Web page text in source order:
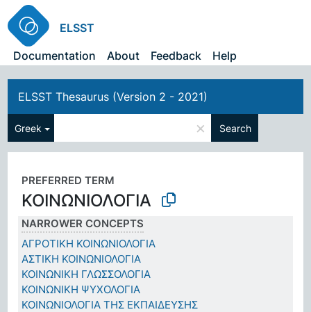
ELSST
Documentation
About Feedback Help
ELSST Thesaurus (Version 2 - 2021)
Greek × Search
PREFERRED TERM
ΚΟΙΝΩΝΙΟΛΟΓΙΑ
NARROWER CONCEPTS
ΑΓΡΟΤΙΚΗ ΚΟΙΝΩΝΙΟΛΟΓΙΑ
ΑΣΤΙΚΗ ΚΟΙΝΩΝΙΟΛΟΓΙΑ
ΚΟΙΝΩΝΙΚΗ ΓΛΩΣΣΟΛΟΓΙΑ
ΚΟΙΝΩΝΙΚΗ ΨΥΧΟΛΟΓΙΑ
ΚΟΙΝΩΝΙΟΛΟΓΙΑ ΤΗΣ ΕΚΠΑΙΔΕΥΣΗΣ